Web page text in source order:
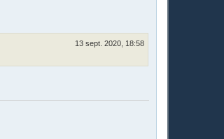
13 sept. 2020, 18:58